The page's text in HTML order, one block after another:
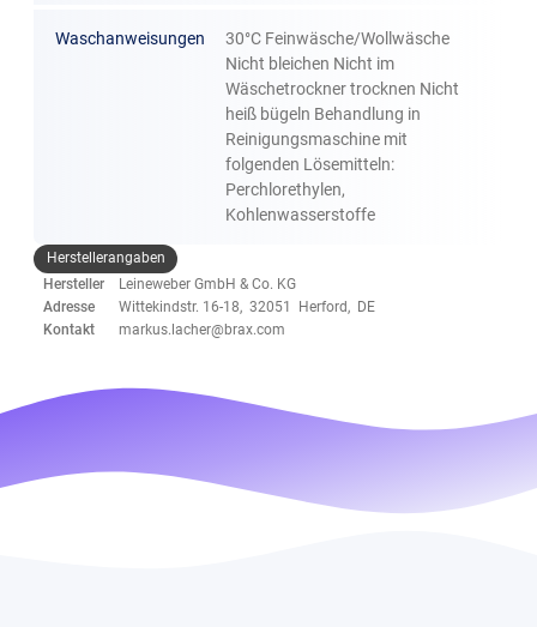
Waschanweisungen
30°C Feinwäsche/Wollwäsche
Nicht bleichen Nicht im
Wäschetrockner trocknen Nicht
heiß bügeln Behandlung in
Reinigungsmaschine mit
folgenden Lösemitteln:
Perchlorethylen,
Kohlenwasserstoffe
Herstellerangaben
Hersteller
Leineweber GmbH & Co. KG
Adresse
Wittekindstr. 16-18, 32051 Herford, DE
Kontakt
markus.lacher@brax.com